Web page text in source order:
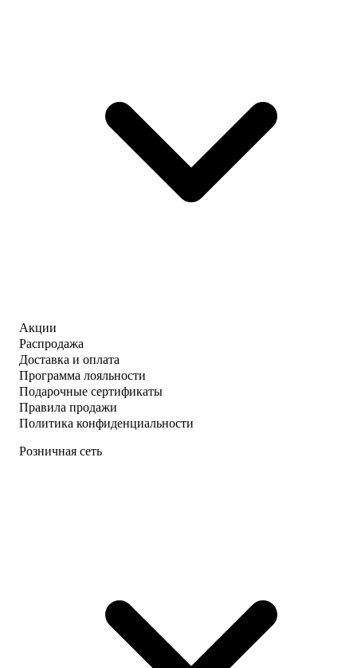
Акции
Распродажа
Доставка и оплата
Программа лояльности
Подарочные сертификаты
Правила продажи
Политика конфиденциальности
Розничная сеть